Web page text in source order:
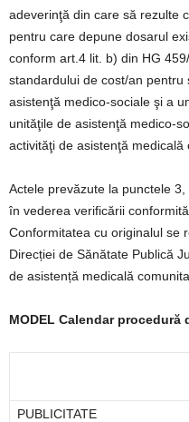
adeverinţă din care să rezulte
pentru care depune dosarul
conform art.4 lit. b) din HG
standardului de cost/an
asistenţă medico-sociale şi a
unităţile de asistenţă medico-
activităţi de asistenţă medicală
Actele prevăzute la punctele
în vederea verificării
Conformitatea cu originalul se
Direcției de Sănătate Publică
de asistență medicală
MODEL Calendar procedură
PUBLICITATE